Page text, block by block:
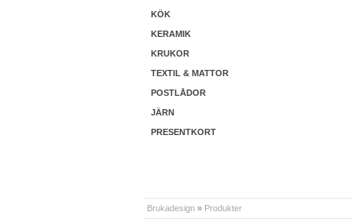
KÖK
KERAMIK
KRUKOR
TEXTIL & MATTOR
POSTLÅDOR
JÄRN
PRESENTKORT
Brukadesign » Produkter